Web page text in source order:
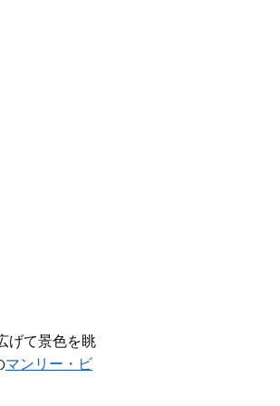
げて景色を眺
マンリー・ビ